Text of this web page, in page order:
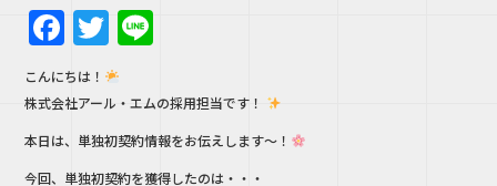
F
a
c
e
b
T
w
it
te
r
e
こんにちは！
株式会社アール・エムの採用担当です！
本日は、単独初契約情報をお伝えします～！
今回、単独初契約を獲得したのは・・・